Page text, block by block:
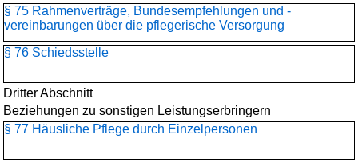
§ 75 Rahmenverträge, Bundesempfehlungen und -
vereinbarungen über die pflegerische Versorgung
§ 76 Schiedsstelle
Dritter Abschnitt
Beziehungen zu sonstigen Leistungserbringern
§ 77 Häusliche Pflege durch Einzelpersonen